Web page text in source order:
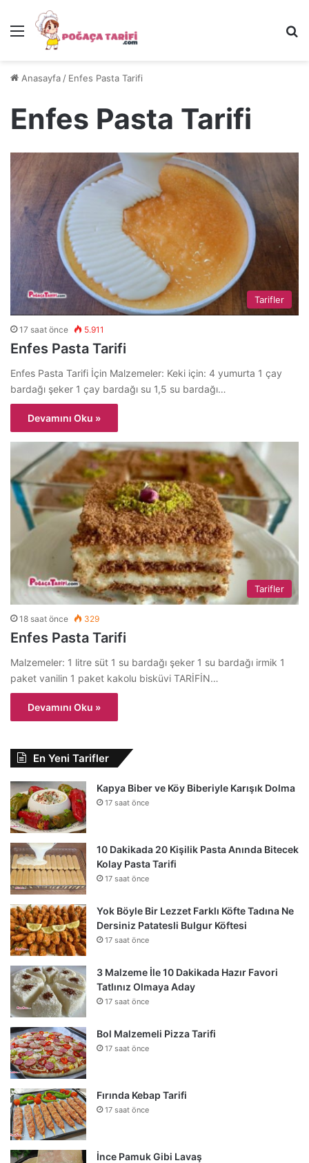
Menü
Anasayfa / Enfes Pasta Tarifi
Enfes Pasta Tarifi
Tarifler
17 saat önce 5.911
Enfes Pasta Tarifi
Enfes Pasta Tarifi İçin Malzemeler: Keki için: 4 yumurta 1 çay
bardağı şeker 1 çay bardağı su 1,5 su bardağı…
Devamını Oku »
Tarifler
18 saat önce 329
Enfes Pasta Tarifi
Malzemeler: 1 litre süt 1 su bardağı şeker 1 su bardağı irmik 1
paket vanilin 1 paket kakolu bisküvi TARİFİN…
Devamını Oku »
En Yeni Tarifler
Kapya Biber ve Köy Biberiyle Karışık Dolma
17 saat önce
10 Dakikada 20 Kişilik Pasta Anında Bitecek
Kolay Pasta Tarifi
17 saat önce
Yok Böyle Bir Lezzet Farklı Köfte Tadına Ne
Dersiniz Patatesli Bulgur Köftesi
17 saat önce
3 Malzeme İle 10 Dakikada Hazır Favori
Tatlınız Olmaya Aday
17 saat önce
Bol Malzemeli Pizza Tarifi
17 saat önce
Fırında Kebap Tarifi
17 saat önce
İnce Pamuk Gibi Lavaş